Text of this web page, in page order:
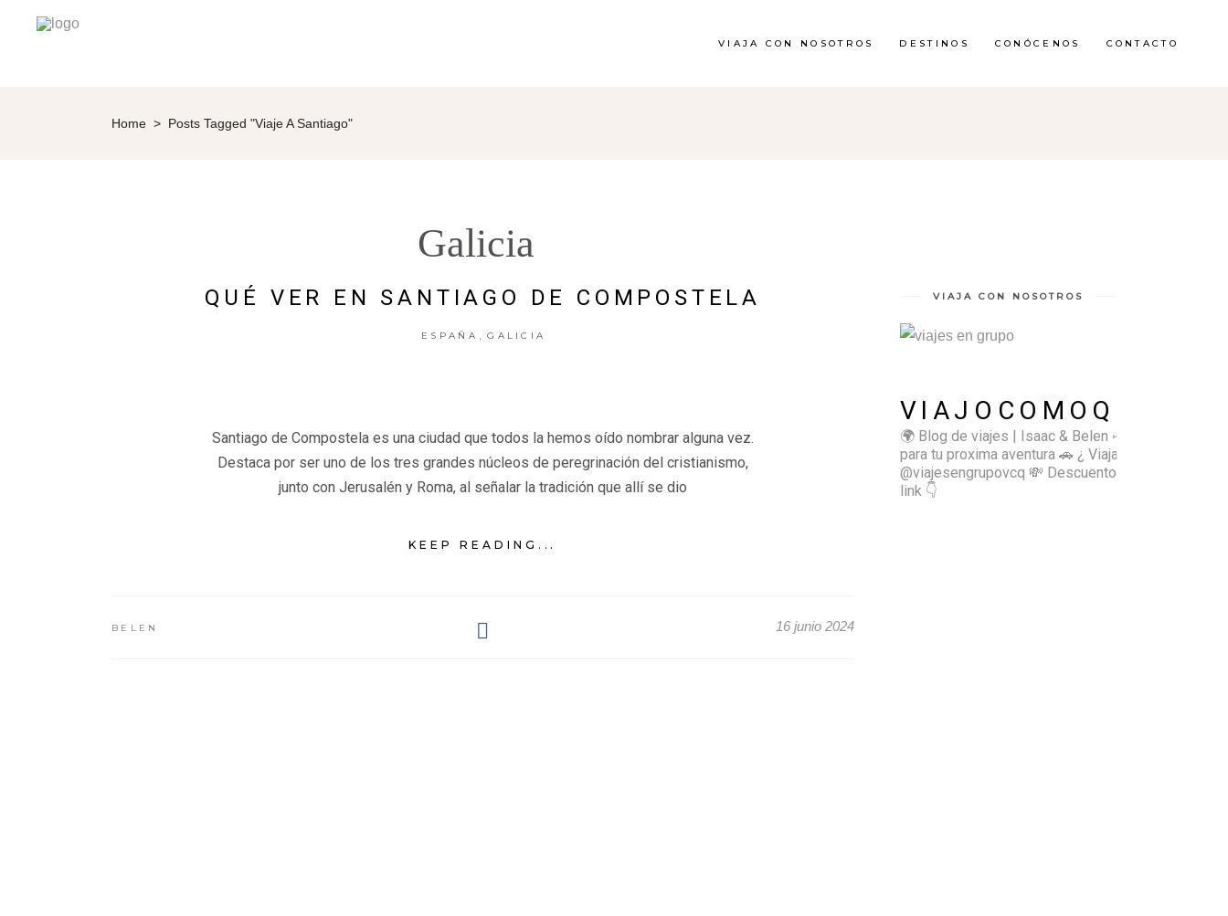
VIAJA CON NOSOTROS DESTINOS CONÓCENOS CONTACTO
Home > Posts Tagged "Viaje A Santiago"
Galicia
QUÉ VER EN SANTIAGO DE COMPOSTELA
ESPAÑA GALICIA
Santiago de Compostela es una ciudad que todos la hemos oído nombrar alguna vez.
Destaca por ser uno de los tres grandes núcleos de peregrinación del cristianismo,
junto con Jerusalén y Roma, al señalar la tradición que allí se dio
KEEP READING...
BELEN 16 junio 2024
VIAJA CON NOSOTROS
VIAJOCOMOQUIERO
🌍 Blog de viajes | Isaac & Belen ✈️ Inspírate
para tu proxima aventura 🚗 ¿ Viajas sol@? 👉🏻
@viajesengrupovcq 💸 Descuentos y tips en el
link 👇